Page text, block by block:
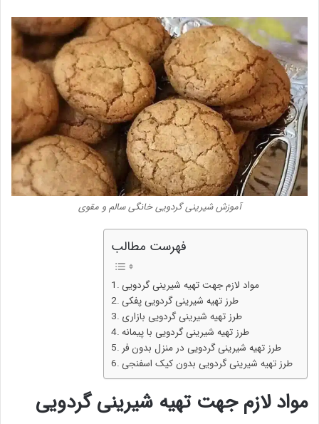
آموزش شیرینی گردویی خانگی سالم و مقوی
فهرست مطالب
مواد لازم جهت تهیه شیرینی گردویی
طرز تهیه شیرینی گردویی پفکی
طرز تهیه شیرینی گردویی بازاری
طرز تهیه شیرینی گردویی با پیمانه
طرز تهیه شیرینی گردویی در منزل بدون فر
طرز تهیه شیرینی گردویی بدون کیک اسفنجی
مواد لازم جهت تهیه شیرینی گردویی